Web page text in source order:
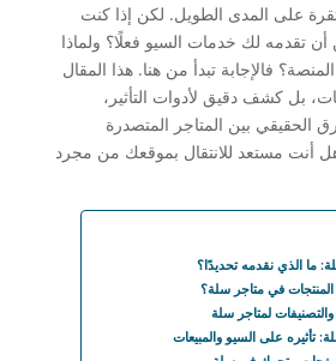
على المدى الطويل. لكن إذا كنت
تقدمه لك خدمات السيو فعلًا؟ ولماذا
فالإجابة تبدأ من هنا. هذا المقال
بل كشف دقيق لأدوات التأثير،
الحقيقي بين المتاجر المتصدرة
أنت مستعد للانتقال بموقعك من مجرد
ما الذي نقدمه تحديدًا؟
في متاجر سلة؟
لمتاجر سلة
على السيو والمبيعات